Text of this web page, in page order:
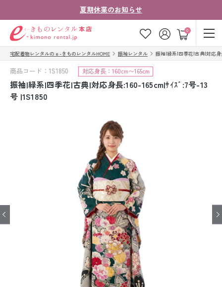
夏期休業のお知らせ
0
ゲスト
お気に入り ログイン カート
ご注文の流れ
会社案内
お客様の声
お客様はこちら
宅配着物レンタルのｅ-きものレンタルHOME 振袖レンタル 振袖|緑系|四季花|古典|対応身
商品コード：1S1850 対応身長：160cm〜165cm
振袖|緑系|四季花|古典|対応身長:160-165cm|ｻｲｽﾞ:7号-13
号 |1S1850